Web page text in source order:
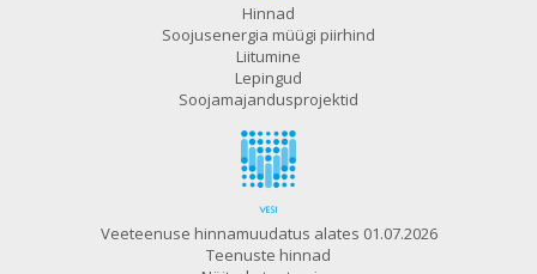
Hinnad
Soojusenergia müügi piirhind
Liitumine
Lepingud
Soojamajandusprojektid
Veeteenuse hinnamuudatus alates 01.07.2026
Teenuste hinnad